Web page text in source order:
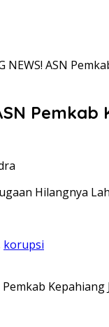
NEWS! ASN
Hilangnya
korupsi